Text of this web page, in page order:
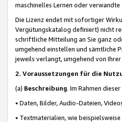
maschinelles Lernen oder
Die Lizenz endet mit sofortiger
Vergütungskatalog definiert) nicht
schriftliche Mitteilung an Sie ganz
umgehend einstellen und sämtliche
jeweils verlangt, umgehend von
2. Voraussetzungen für die
(a) Beschreibung. Im Rahmen
• Daten, Bilder, Audio-Dateien,
• Textmaterialien, wie